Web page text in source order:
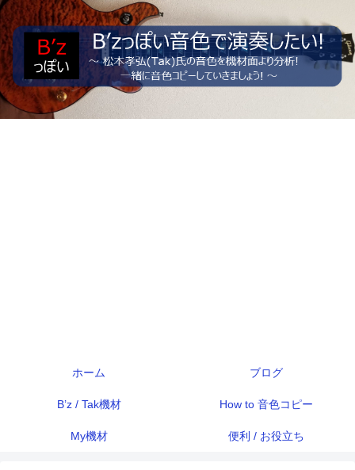
ホーム ブログ
B’z / Tak機材 How to 音色コピー
My機材 便利 / お役立ち